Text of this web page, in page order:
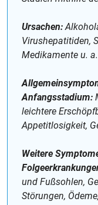
Ursachen:
Virushepatitiden,
Medikamente u. a.
Anfangsstadium:
leichtere
Appetitlosigkeit,
Weitere
und Fußsohlen,
Störungen,